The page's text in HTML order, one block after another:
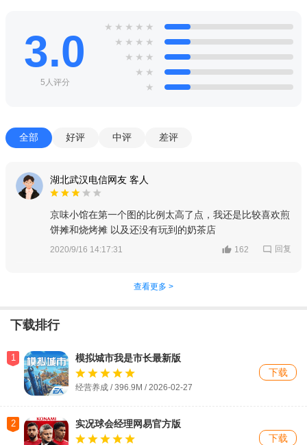
3.0
5人评分
★ ★ ★ ★ ★
★ ★ ★ ★
★ ★ ★
★ ★
★
全部 好评 中评 差评
湖北武汉电信网友 客人
京味小馆在第一个图的比例太高了点，我还是比较喜欢煎
饼摊和烧烤摊 以及还没有玩到的奶茶店
2020/9/16 14:17:31 162 回复
查看更多 >
下载排行
1 模拟城市我是市长最新版
经营养成 / 396.9M / 2026-02-27
下载
2 实况球会经理网易官方版
下载